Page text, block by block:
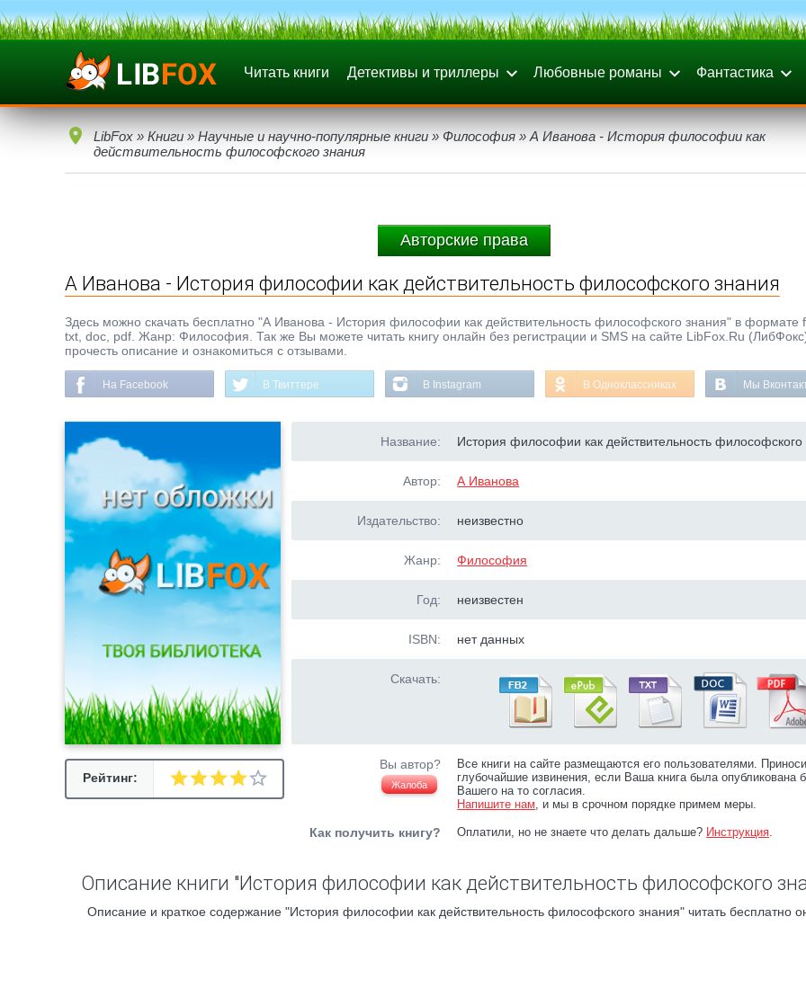
Читать книги Детективы и триллеры Любовные романы Фантастика
LibFox » Книги » Научные и научно-популярные книги » Философия » А Иванова - История философии как
действительность философского знания
Авторские права
А Иванова - История философии как действительность философского знания
Здесь можно скачать бесплатно "А Иванова - История философии как действительность философского знания" в формате
txt, doc, pdf. Жанр: Философия. Так же Вы можете читать книгу онлайн без регистрации и SMS на сайте LibFox.Ru
прочесть описание и ознакомиться с отзывами.
На Facebook В Твиттере В Instagram В Одноклассниках Мы
Рейтинг:
Название: История философии как действительность философского
Автор: А Иванова
Издательство: неизвестно
Жанр: Философия
Год: неизвестен
ISBN: нет данных
Скачать:
Вы автор?
Жалоба
Все книги на сайте размещаются его пользователями.
глубочайшие извинения, если Ваша книга была опубликована
Вашего на то согласия.
Напишите нам, и мы в срочном порядке примем меры.
Как получить книгу? Оплатили, но не знаете что делать дальше? Инструкция.
Описание книги "История философии как действительность философского
Описание и краткое содержание "История философии как действительность философского знания" читать бесплатно